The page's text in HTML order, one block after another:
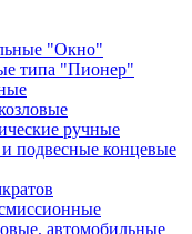
"Окно"
типа "Пионер"
ручные
подвесные концевые
автомобильные